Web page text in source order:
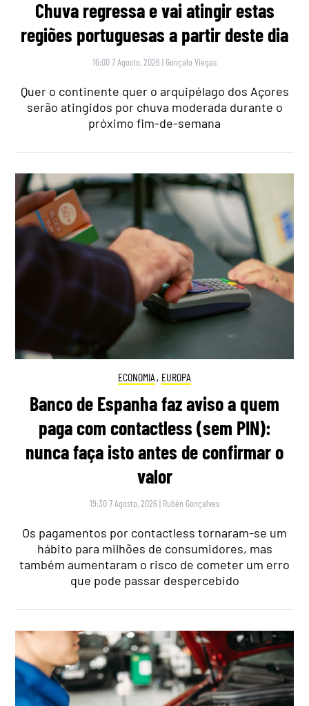
Chuva regressa e vai atingir estas
regiões portuguesas a partir deste dia
16:00 7 Agosto, 2026 | Gonçalo Viegas
Quer o continente quer o arquipélago dos Açores
serão atingidos por chuva moderada durante o
próximo fim-de-semana
ECONOMIA , EUROPA
Banco de Espanha faz aviso a quem
paga com contactless (sem PIN):
nunca faça isto antes de confirmar o
valor
19:30 7 Agosto, 2026 | Rubén Gonçalves
Os pagamentos por contactless tornaram-se um
hábito para milhões de consumidores, mas
também aumentaram o risco de cometer um erro
que pode passar despercebido